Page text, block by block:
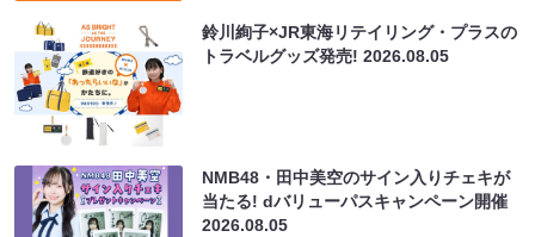
鈴川絢子×JR東海リテイリング・プラスの
トラベルグッズ発売!2026.08.05
NMB48・田中美空のサイン入りチェキが
当たる! dバリューパスキャンペーン開催
2026.08.05